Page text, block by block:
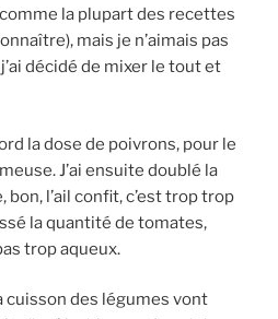
la plupart des recettes
mais je n’aimais pas
décidé de mixer le tout et
la dose de poivrons, pour le
J’ai ensuite doublé la
bon, l’ail confit, c’est trop trop
la quantité de tomates,
trop aqueux.
cuisson des légumes vont